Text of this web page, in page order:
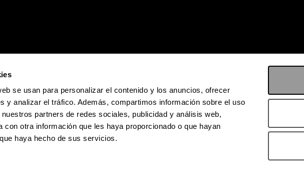
se usan para personalizar el contenido y los anuncios, ofrecer
y analizar el tráfico. Además, compartimos información sobre el uso
partners de redes sociales, publicidad y análisis web,
con otra información que les haya proporcionado o que hayan
haya hecho de sus servicios.